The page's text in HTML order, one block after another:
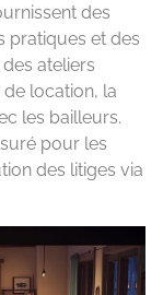
des
pratiques et des
ateliers
location, la
les bailleurs.
pour les
des litiges via